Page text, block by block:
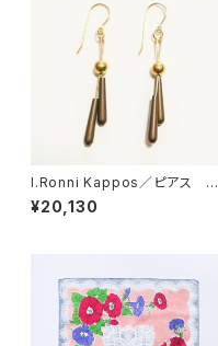
I.Ronni Kappos／ピアス Br
onze
¥20,130